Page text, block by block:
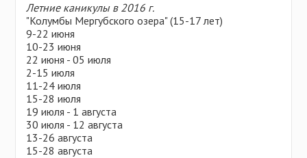
Летние каникулы в 2016 г.
"Колумбы Мергубского озера" (15-17 лет)
9-22 июня
10-23 июня
22 июня - 05 июля
2-15 июля
11-24 июля
15-28 июля
19 июля - 1 августа
30 июля - 12 августа
13-26 августа
15-28 августа